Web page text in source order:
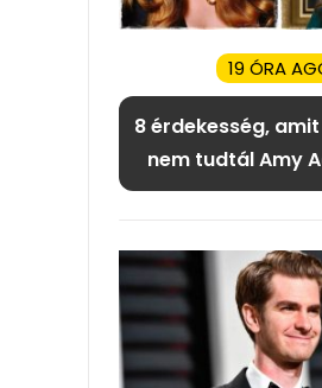
19 ÓRA
8 érdekesség,
nem tudtál Amy